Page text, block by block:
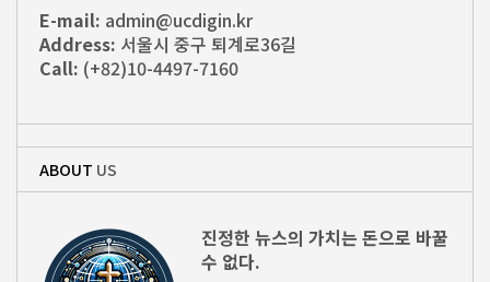
E-mail: admin@ucdigin.kr
Address: 서울시 중구 퇴계로36길
Call: (+82)10-4497-7160
ABOUT US
진정한 뉴스의 가치는 돈으로 바꿀
수 없다.